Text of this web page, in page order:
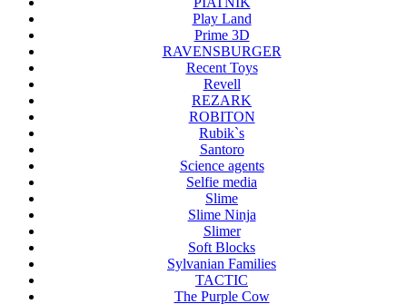
Play Land
Prime 3D
RAVENSBURGER
Recent Toys
Revell
REZARK
ROBITON
Rubik`s
Santoro
Science agents
Selfie media
Slime
Slime Ninja
Slimer
Soft Blocks
Sylvanian Families
TACTIC
The Purple Cow